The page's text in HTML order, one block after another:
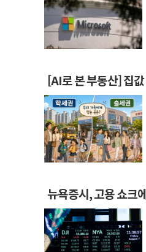
[AI로 본 부동산] 집
뉴욕증시, 고용 쇼크